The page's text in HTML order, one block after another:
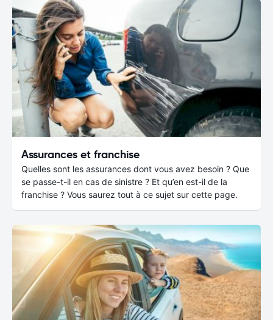
Assurances et franchise
Quelles sont les assurances dont vous avez besoin ? Que
se passe-t-il en cas de sinistre ? Et qu’en est-il de la
franchise ? Vous saurez tout à ce sujet sur cette page.